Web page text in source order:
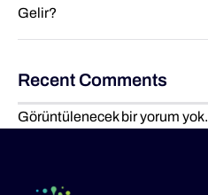
Gelir?
Recent Comments
Görüntülenecek bir yorum yok.